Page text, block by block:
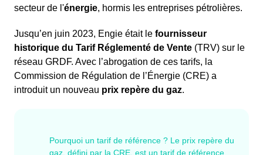
secteur de l'énergie, hormis les entreprises pétrolières.
Jusqu’en juin 2023, Engie était le fournisseur
historique du Tarif Réglementé de Vente (TRV) sur le
réseau GRDF. Avec l’abrogation de ces tarifs, la
Commission de Régulation de l’Énergie (CRE) a
introduit un nouveau prix repère du gaz.